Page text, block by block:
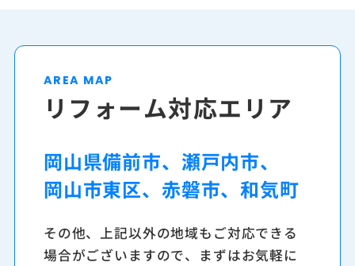
AREA MAP
リフォーム対応エリア
岡山県備前市、瀬戸内市、
岡山市東区、赤磐市、和気町
その他、上記以外の地域もご対応できる
場合がございますので、
まずはお気軽に